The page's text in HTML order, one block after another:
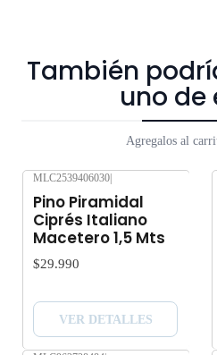
a 7 días hábiles. Despachos solo
No enviamos a regiones. Los
que al someterlos a viajes largos
mucha exposición al sol, pueden
Despacho gratis por compras
También
uno de
Agregalos al
MLC2539406030
Pino Piramidal
Ciprés Italiano
Macetero 1,5 Mts
$29.990
VER DETALLES